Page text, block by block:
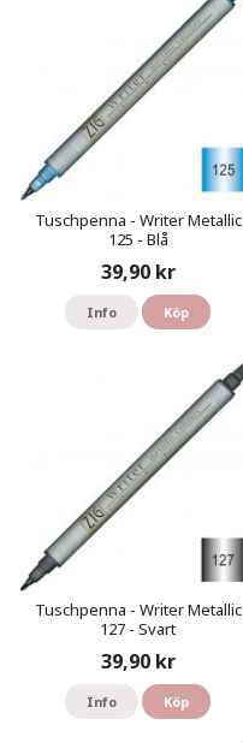
Tuschpenna - Writer Metallic
125 - Blå
39,90 kr
Info Köp
Tuschpenna - Writer Metallic
127 - Svart
39,90 kr
Info Köp